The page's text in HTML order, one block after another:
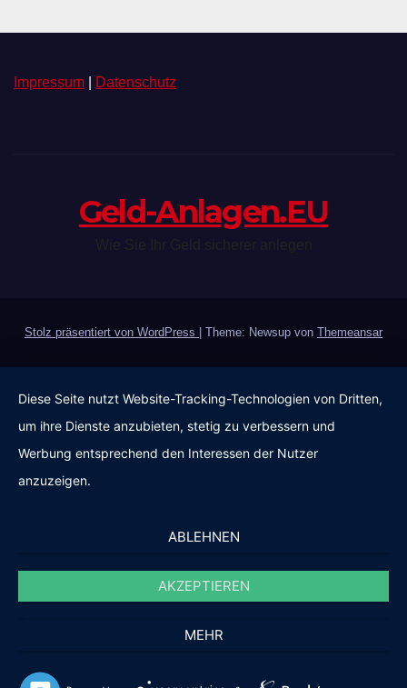
Impressum Datenschutz
Geld-Anlagen.EU
Stolz präsentiert von WordPress Theme: Newsup von Themeansar
Diese Seite nutzt Website-Tracking-Technologien von Dritten,
um ihre Dienste anzubieten, stetig zu verbessern und
Werbung entsprechend den Interessen der Nutzer
anzuzeigen.
ABLEHNEN
AKZEPTIEREN
MEHR